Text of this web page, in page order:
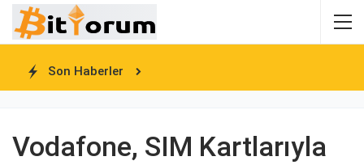
Son Haberler
Vodafone, SIM Kartlarıyla